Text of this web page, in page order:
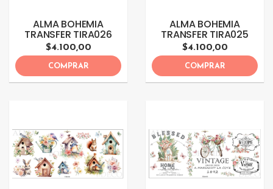
ALMA BOHEMIA
TRANSFER TIRA026
$4.100,00
COMPRAR
ALMA BOHEMIA
TRANSFER TIRA025
$4.100,00
COMPRAR